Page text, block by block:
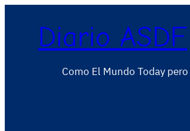
Diario ASDF
Como El Mundo Today